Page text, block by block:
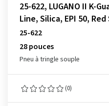
25-622, LUGANO II K-
Line, Silica, EPI 50,
25-622
28 pouces
Pneu à tringle souple
(0)